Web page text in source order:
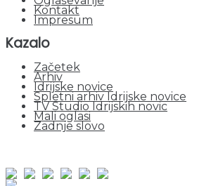
Kontakt
Impresum
Kazalo
Začetek
Arhiv
Idrijske novice
Spletni arhiv Idrijske novice
TV Studio Idrijskih novic
Mali oglasi
Zadnje slovo